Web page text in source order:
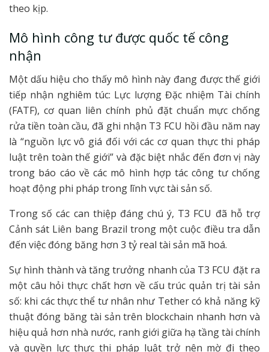
theo kịp.
Mô hình công tư được quốc tế công
nhận
Một dấu hiệu cho thấy mô hình này đang được thế giới
tiếp nhận nghiêm túc: Lực lượng Đặc nhiệm Tài chính
(FATF), cơ quan liên chính phủ đặt chuẩn mực chống
rửa tiền toàn cầu, đã ghi nhận T3 FCU hồi đầu năm nay
là “nguồn lực vô giá đối với các cơ quan thực thi pháp
luật trên toàn thế giới” và đặc biệt nhắc đến đơn vị này
trong báo cáo về các mô hình hợp tác công tư chống
hoạt động phi pháp trong lĩnh vực tài sản số.
Trong số các can thiệp đáng chú ý, T3 FCU đã hỗ trợ
Cảnh sát Liên bang Brazil trong một cuộc điều tra dẫn
đến việc đóng băng hơn 3 tỷ real tài sản mã hoá.
Sự hình thành và tăng trưởng nhanh của T3 FCU đặt ra
một câu hỏi thực chất hơn về cấu trúc quản trị tài sản
số: khi các thực thể tư nhân như Tether có khả năng kỹ
thuật đóng băng tài sản trên blockchain nhanh hơn và
hiệu quả hơn nhà nước, ranh giới giữa hạ tầng tài chính
và quyền lực thực thi pháp luật trở nên mờ đi theo